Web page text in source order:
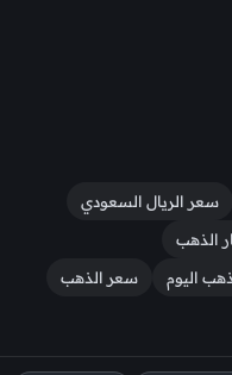
سعر الريال السعودي
الذهب
اليوم سعر الذهب